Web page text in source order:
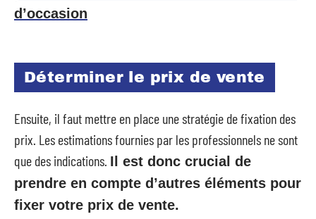
d’occasion
Déterminer le prix de vente
Ensuite, il faut mettre en place une stratégie de fixation des
prix. Les estimations fournies par les professionnels ne sont
que des indications. Il est donc crucial de
prendre en compte d’autres éléments pour
fixer votre prix de vente.